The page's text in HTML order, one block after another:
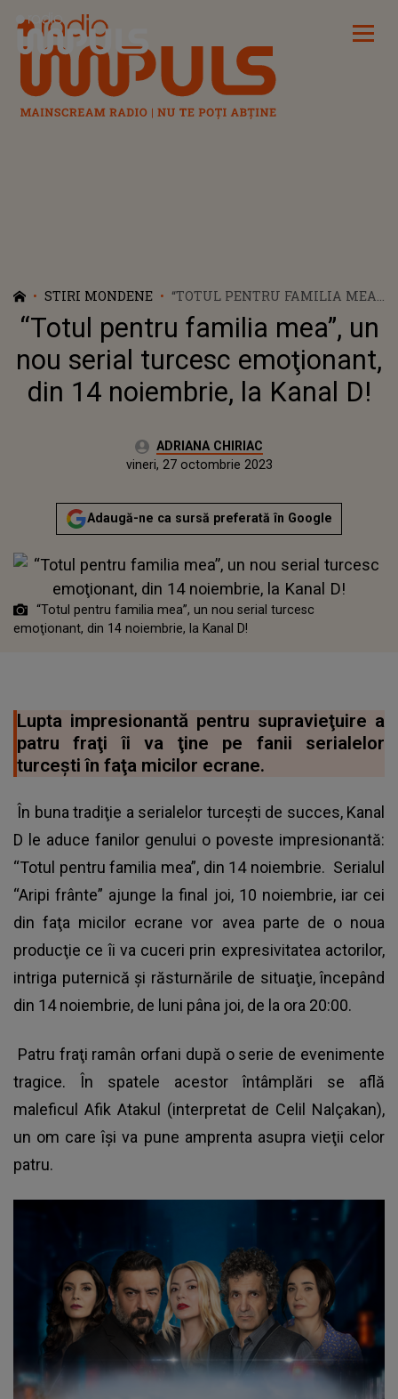
Radio Impuls
STIRI MONDENE
“TOTUL PENTRU FAMILIA MEA”,
UN NOU SERIAL TURCESC
EMOŢIONANT, DIN 14
NOIEMBRIE, LA KANAL D!
“Totul pentru familia mea”, un
nou serial turcesc emoţionant,
din 14 noiembrie, la Kanal D!
Autor:ADRIANA CHIRIAC
joi, 27 octombrie 2022Actualizat:
vineri, 27 octombrie 2023
Adaugă-ne ca sursă preferată în Google
“Totul pentru familia mea”, un nou serial turcesc
emoţionant, din 14 noiembrie, la Kanal D!
Lupta impresionantă pentru supravieţuire a
patru fraţi îi va ţine pe fanii serialelor
turceşti în faţa micilor ecrane.
În buna tradiţie a serialelor turceşti de succes, Kanal
D le aduce fanilor genului o poveste impresionantă:
“Totul pentru familia mea”, din 14 noiembrie. Serialul
“Aripi frânte” ajunge la final joi, 10 noiembrie, iar cei
din faţa micilor ecrane vor avea parte de o noua
producţie ce îi va cuceri prin expresivitatea actorilor,
intriga puternică şi răsturnările de situaţie, începând
din 14 noiembrie, de luni pâna joi, de la ora 20:00.
Patru fraţi ramân orfani după o serie de evenimente
tragice. În spatele acestor întâmplări se află
maleficul Afik Atakul (interpretat de Celil Nalçakan),
un om care îşi va pune amprenta asupra vieţii celor
patru.